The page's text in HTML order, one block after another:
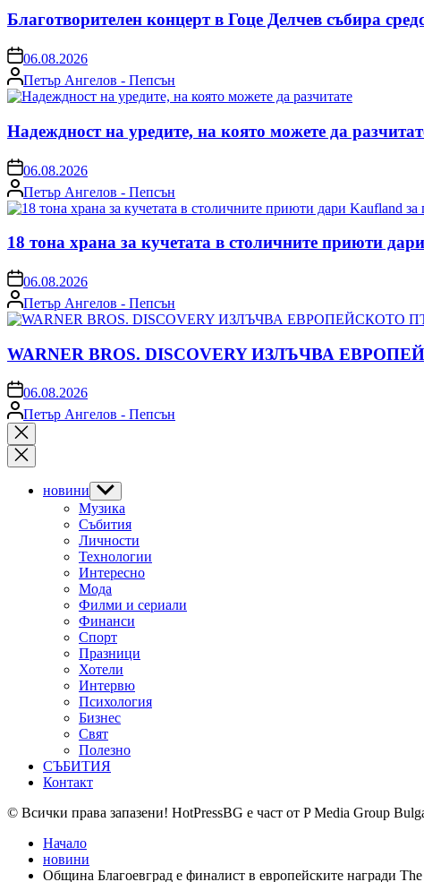
Благотворителен концерт в Гоце Делчев събира
on06.08.2026
Posted
by
Петър Ангелов - Пепсън
Надеждност на уредите, на която можете да
on06.08.2026
Posted
by
Петър Ангелов - Пепсън
18 тона храна за кучетата в столичните приюти
on06.08.2026
Posted
by
Петър Ангелов - Пепсън
WARNER BROS. DISCOVERY ИЗЛЪЧВА
on06.08.2026
Posted
by
Петър Ангелов - Пепсън
Close
search
новини Show
sub
menu
Музика
Събития
Личности
Технологии
Интересно
Мода
Филми и сериали
Финанси
Спорт
Празници
Хотели
Интервю
Психология
Бизнес
Свят
Полезно
СЪБИТИЯ
Контакт
© Всички права запазени! HotPressBG е част от P Media Group
Начало
новини
Община Благоевград е финалист в европейските награди